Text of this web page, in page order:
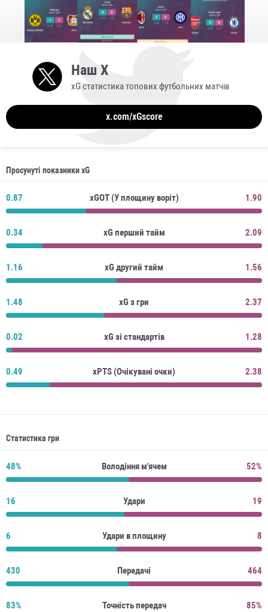
Наш X
xG статистика топових футбольних матчів
x.com/xGscore
Просунуті показники xG
0.87 xGOT (У площину воріт) 1.90
0.34 xG перший тайм 2.09
1.16 xG другий тайм 1.56
1.48 xG з гри 2.37
0.02 xG зі стандартів 1.28
0.49 xPTS (Очікувані очки) 2.38
Статистика гри
48% Володіння м'ячем 52%
16 Удари 19
6 Удари в площину 8
430 Передачі 464
83% Точність передач 85%